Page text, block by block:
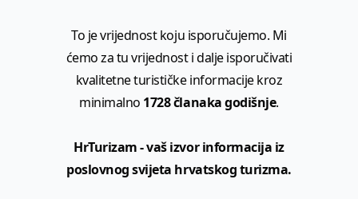
To je vrijednost koju isporučujemo. Mi
ćemo za tu vrijednost i dalje isporučivati
kvalitetne turističke informacije kroz
minimalno 1728 članaka godišnje.
HrTurizam - vaš izvor informacija iz
poslovnog svijeta hrvatskog turizma.